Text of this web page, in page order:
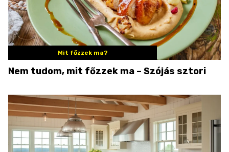
Mit főzzek ma?
Nem tudom, mit főzzek ma – Szójás sztori